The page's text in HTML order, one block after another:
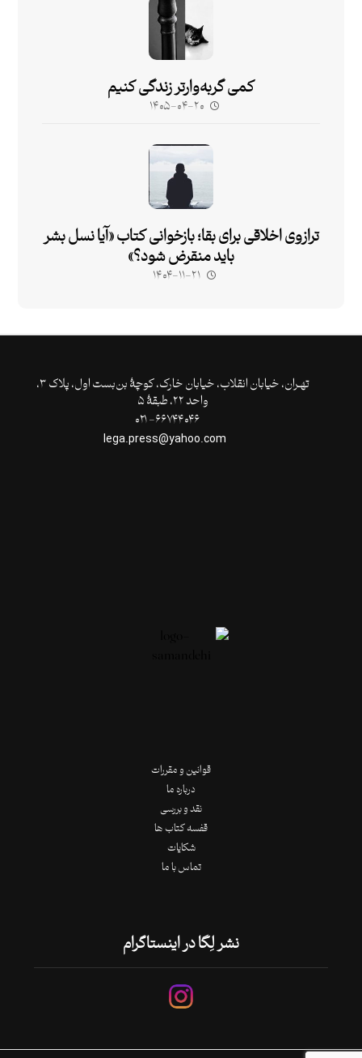
کمی گربه‌وارتر زندگی کنیم
۱۴۰۵-۰۴-۲۰
ترازوی اخلاقی برای بقا؛ بازخوانی کتاب «آیا نسل بشر
باید منقرض شود؟»
۱۴۰۴-۱۱-۲۱
تهـران،‌ خیابان انقلاب، خیابان خارک، کوچۀ بن‌بست اول، پلاک ۳،
واحد ۲۲، طبقۀ ۵
قوانین و مقررات
درباره ما
نقد و بررسی
قفسه کتاب ها
شکایات
تماس با ما
نشر لِگا در اینستاگرام